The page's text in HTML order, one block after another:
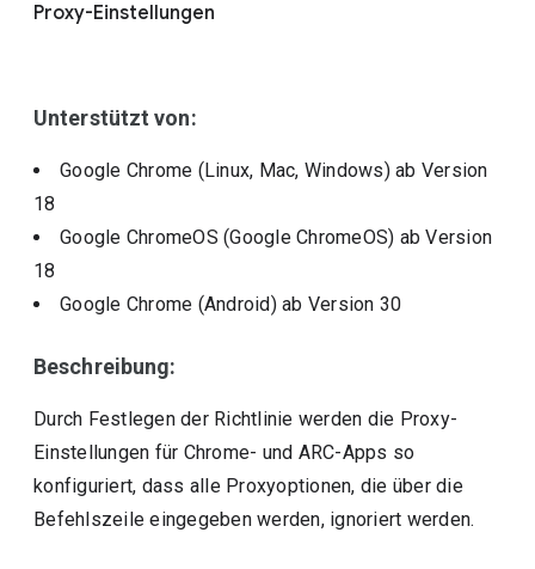
Proxy-Einstellungen
Unterstützt von:
Google Chrome (Linux, Mac, Windows)ab Version
18
Google ChromeOS (Google ChromeOS) ab Version
18
Google Chrome (Android)ab Version 30
Beschreibung:
Durch Festlegen der Richtlinie werden die Proxy-
Einstellungen für Chrome- und ARC-Apps so
konfiguriert, dass alle Proxyoptionen, die über die
Befehlszeile eingegeben werden, ignoriert werden.